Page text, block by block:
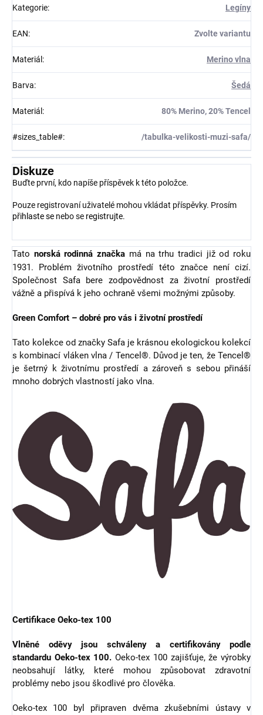
Kategorie: Legíny
EAN: Zvolte variantu
Materiál : Merino vlna
Barva: Šedá
Materiál : 80% Merino, 20% Tencel
#sizes_table#: /tabulka-velikosti-muzi-safa/
Diskuze
Buďte první, kdo napíše příspěvek k této položce.
Pouze registrovaní uživatelé mohou vkládat příspěvky. Prosím
přihlaste se nebo se registrujte.
Tato norská rodinná značka má na trhu tradici již od roku
1931. Problém životního prostředí této značce není cizí.
Společnost Safa bere zodpovědnost za životní prostředí
vážně a přispívá k jeho ochraně všemi možnými způsoby.
Green Comfort – dobré pro vás i životní prostředí
Tato kolekce od značky Safa je krásnou ekologickou kolekcí
s kombinací vláken vlna / Tencel®. Důvod je ten, že Tencel®
je šetrný k životnímu prostředí a zároveň s sebou přináší
mnoho dobrých vlastností jako vlna.
Certifikace Oeko-tex 100
Vlněné oděvy jsou schváleny a certifikovány podle
standardu Oeko-tex 100. Oeko-tex 100 zajišťuje, že výrobky
neobsahují látky, které mohou způsobovat zdravotní
problémy nebo jsou škodlivé pro člověka.
Oeko-tex 100 byl připraven dvěma zkušebními ústavy v